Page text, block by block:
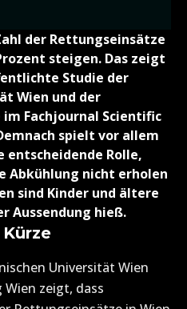
der Rettungseinsätze
steigen. Das zeigt
Studie der
Wien und der
Fachjournal Scientific
spielt vor allem
entscheidende Rolle,
Abkühlung nicht erholen
sind Kinder und ältere
Aussendung hieß.
Universität Wien
zeigt, dass